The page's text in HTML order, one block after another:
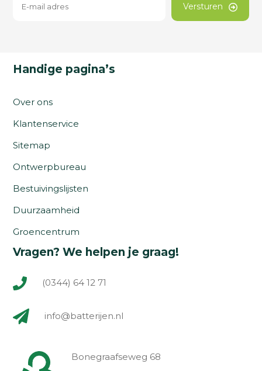
Versturen
Handige pagina’s
Over ons
Klantenservice
Sitemap
Ontwerpbureau
Bestuivingslijsten
Duurzaamheid
Groencentrum
Vragen? We helpen je graag!
(0344) 64 12 71
info@batterijen.nl
Bonegraafseweg 68